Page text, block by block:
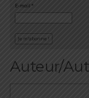
E-mail *
Auteur/